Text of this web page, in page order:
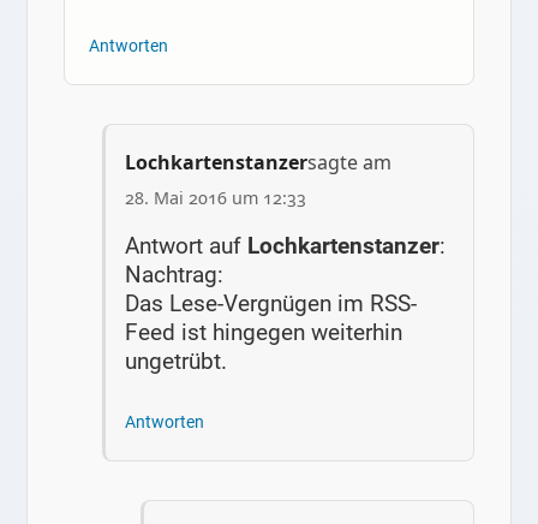
Antworten
Lochkartenstanzersagte am
28. Mai 2016 um 12:33
Antwort auf Lochkartenstanzer:
Nachtrag:
Das Lese-Vergnügen im RSS-
Feed ist hingegen weiterhin
ungetrübt.
Antworten